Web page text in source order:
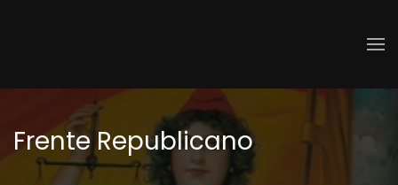
Frente Republicano